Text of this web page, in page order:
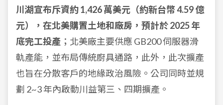
川湖宣布斥資約 1,426 萬美元（約新台幣 4.59 億
元），在北美購置土地和廠房，預計於 2025 年
底完工投產 ；北美廠主要供應 GB200 伺服器滑
軌產能，並布局傳統廚具通路，此外，此次擴產
也旨在分散客戶的地緣政治風險。公司同時並規
劃 2~3 年內啟動川益第三、四期擴產。